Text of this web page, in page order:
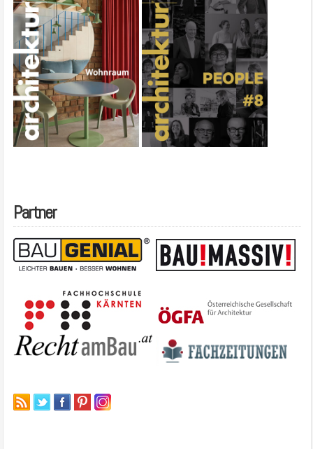
Partner